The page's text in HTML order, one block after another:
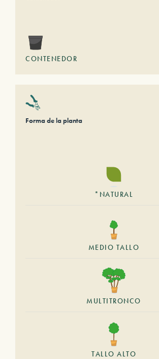
CONTENEDOR
Forma de la planta
*NATURAL
MEDIO TALLO
MULTITRONCO
TALLO ALTO